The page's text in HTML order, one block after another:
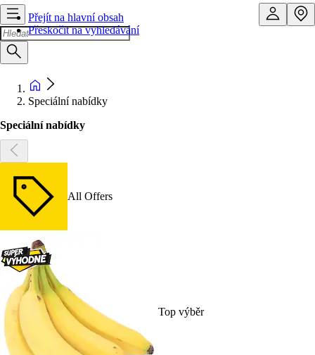
Přejít na hlavní obsah
Přeskočit na vyhledávání
Speciální nabídky
Speciální nabídky
All Offers
Top výběr